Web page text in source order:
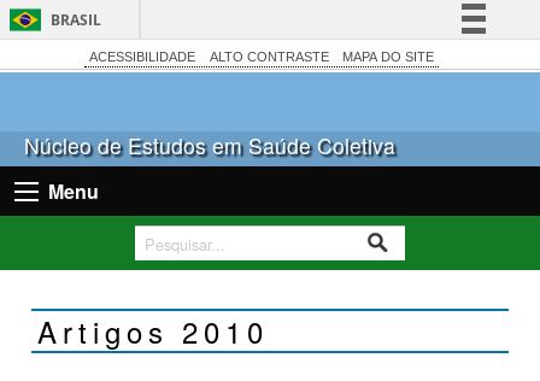
BRASIL
Simplifique!
Acesso à informação
Canais
ACESSIBILIDADE ALTO CONTRASTE MAPA DO SITE
Núcleo de Estudos em Saúde Coletiva
Menu
Artigos 2010